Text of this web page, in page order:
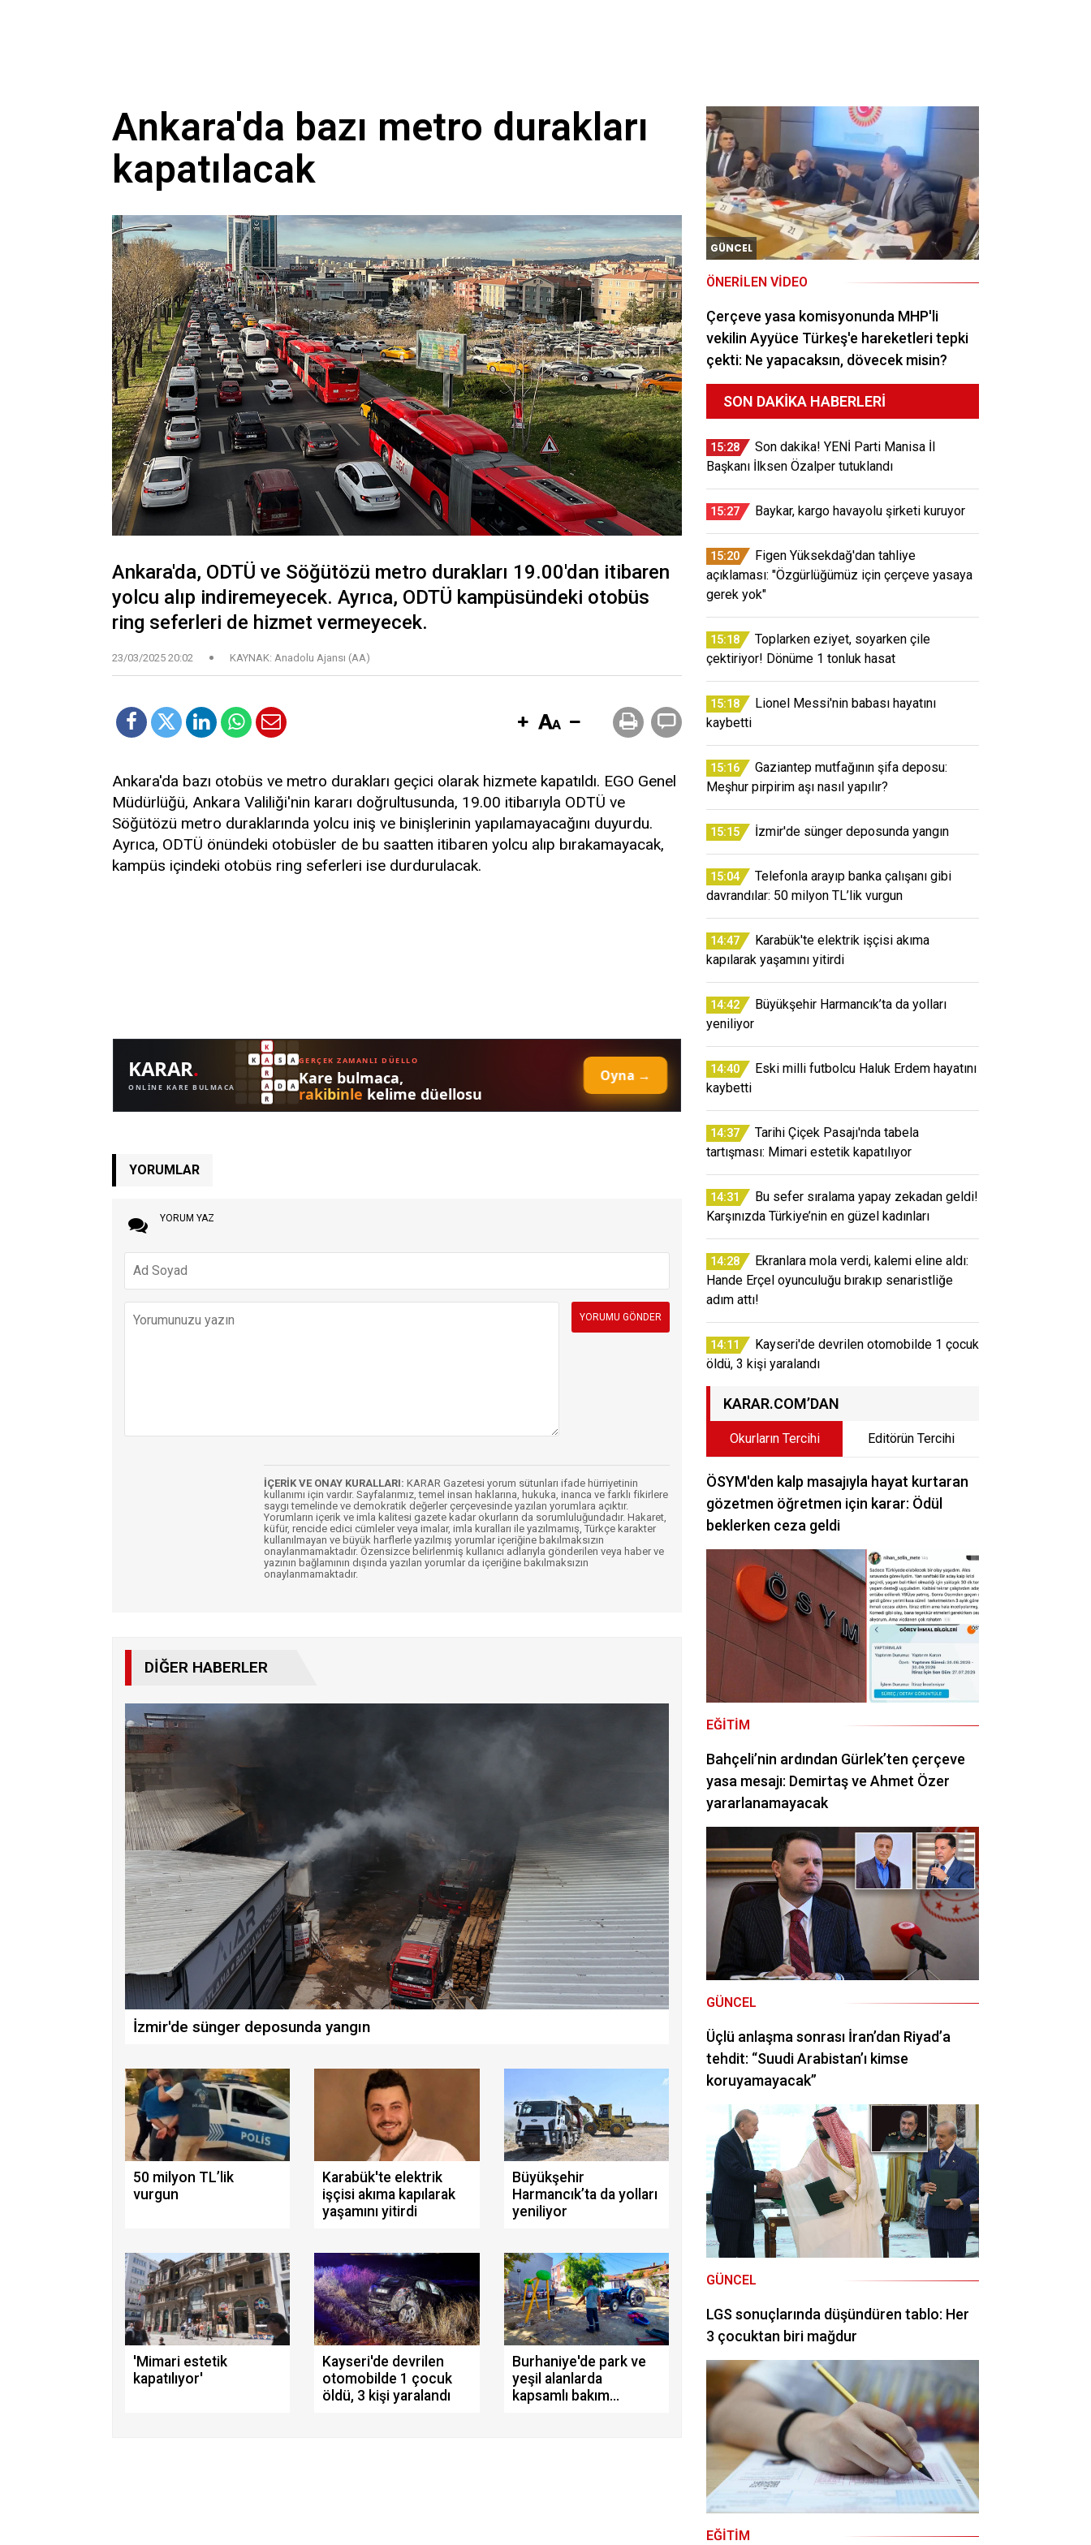
Ankara'da bazı metro durakları
kapatılacak
Ankara'da, ODTÜ ve Söğütözü metro durakları 19.00'dan itibaren
yolcu alıp indiremeyecek. Ayrıca, ODTÜ kampüsündeki otobüs
ring seferleri de hizmet vermeyecek.
23/03/2025 20:02 KAYNAK: Anadolu Ajansı (AA)
Ankara'da bazı otobüs ve metro durakları geçici olarak hizmete kapatıldı. EGO Genel
Müdürlüğü, Ankara Valiliği'nin kararı doğrultusunda, 19.00 itibarıyla ODTÜ ve
Söğütözü metro duraklarında yolcu iniş ve binişlerinin yapılamayacağını duyurdu.
Ayrıca, ODTÜ önündeki otobüsler de bu saatten itibaren yolcu alıp bırakamayacak,
kampüs içindeki otobüs ring seferleri ise durdurulacak.
YORUMLAR
YORUM YAZ
İÇERİK VE ONAY KURALLARI: KARAR Gazetesi yorum sütunları ifade hürriyetinin
kullanımı için vardır. Sayfalarımız, temel insan haklarına, hukuka, inanca ve farklı fikirlere
saygı temelinde ve demokratik değerler çerçevesinde yazılan yorumlara açıktır.
Yorumların içerik ve imla kalitesi gazete kadar okurların da sorumluluğundadır. Hakaret,
küfür, rencide edici cümleler veya imalar, imla kuralları ile yazılmamış, Türkçe karakter
kullanılmayan ve büyük harflerle yazılmış yorumlar içeriğine bakılmaksızın
onaylanmamaktadır. Özensizce belirlenmiş kullanıcı adlarıyla gönderilen veya haber ve
yazının bağlamının dışında yazılan yorumlar da içeriğine bakılmaksızın
onaylanmamaktadır.
DIĞER HABERLER
İzmir'de sünger deposunda yangın
50 milyon TL’lik
vurgun
Karabük'te elektrik
işçisi akıma kapılarak
yaşamını yitirdi
Büyükşehir
Harmancık’ta da yolları
yeniliyor
'Mimari estetik
kapatılıyor'
Kayseri'de devrilen
otomobilde 1 çocuk
öldü, 3 kişi yaralandı
Burhaniye'de park ve
yeşil alanlarda
kapsamlı bakım
GÜNCEL
ÖNERILEN VIDEO
Çerçeve yasa komisyonunda MHP'li
vekilin Ayyüce Türkeş'e hareketleri tepki
çekti: Ne yapacaksın, dövecek misin?
SON DAKIKA HABERLERI
15:28
Son dakika! YENİ Parti Manisa İl
Başkanı İlksen Özalper tutuklandı
15:27 Baykar, kargo havayolu şirketi kuruyor
15:20
Figen Yüksekdağ'dan tahliye
açıklaması: "Özgürlüğümüz için çerçeve yasaya
gerek yok"
15:18
Toplarken eziyet, soyarken çile
çektiriyor! Dönüme 1 tonluk hasat
15:18
Lionel Messi'nin babası hayatını
kaybetti
15:16
Gaziantep mutfağının şifa deposu:
Meşhur pirpirim aşı nasıl yapılır?
15:15 İzmir'de sünger deposunda yangın
15:04
Telefonla arayıp banka çalışanı gibi
davrandılar: 50 milyon TL’lik vurgun
14:47
Karabük'te elektrik işçisi akıma
kapılarak yaşamını yitirdi
14:42
Büyükşehir Harmancık’ta da yolları
yeniliyor
14:40
Eski milli futbolcu Haluk Erdem hayatını
kaybetti
14:37
Tarihi Çiçek Pasajı'nda tabela
tartışması: Mimari estetik kapatılıyor
14:31
Bu sefer sıralama yapay zekadan geldi!
Karşınızda Türkiye’nin en güzel kadınları
14:28
Ekranlara mola verdi, kalemi eline aldı:
Hande Erçel oyunculuğu bırakıp senaristliğe
adım attı!
14:11
Kayseri'de devrilen otomobilde 1 çocuk
öldü, 3 kişi yaralandı
KARAR.COM’DAN
Okurların Tercihi Editörün Tercihi
ÖSYM'den kalp masajıyla hayat kurtaran
gözetmen öğretmen için karar: Ödül
beklerken ceza geldi
EĞITIM
Bahçeli’nin ardından Gürlek’ten çerçeve
yasa mesajı: Demirtaş ve Ahmet Özer
yararlanamayacak
GÜNCEL
Üçlü anlaşma sonrası İran’dan Riyad’a
tehdit: “Suudi Arabistan’ı kimse
koruyamayacak”
GÜNCEL
LGS sonuçlarında düşündüren tablo: Her
3 çocuktan biri mağdur
EĞITIM